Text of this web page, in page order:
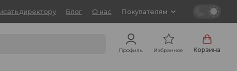
директору Блог О нас Покупателям
Профиль Избранное Корзина